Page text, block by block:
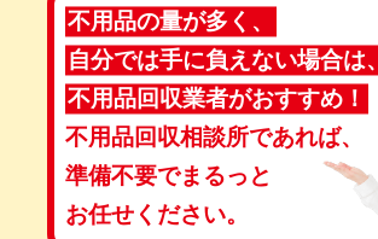
不用品の量が多く、
自分では手に負えない場合は、
不用品回収業者がおすすめ！
不用品回収相談所であれば、
準備不要でまるっと
お任せください。